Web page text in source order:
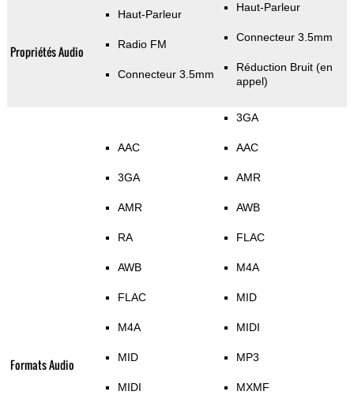
Propriétés Audio
Haut-Parleur
Radio FM
Connecteur 3.5mm
Haut-Parleur
Connecteur 3.5mm
Réduction Bruit (en
appel)
Formats Audio
AAC
3GA
AMR
RA
AWB
FLAC
M4A
MID
MIDI
3GA
AAC
AMR
AWB
FLAC
M4A
MID
MIDI
MP3
MXMF